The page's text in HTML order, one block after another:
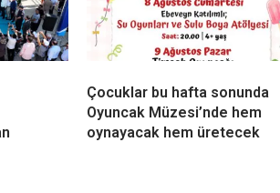
Çocuklar bu hafta sonunda
Oyuncak Müzesi’nde hem
oynayacak hem üretecek